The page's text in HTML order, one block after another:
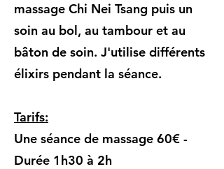
massage Chi Nei Tsang puis un
soin au bol, au tambour et au
bâton de soin. J'utilise différents
élixirs pendant la séance.
Tarifs:
Une séance de massage 60€ -
Durée 1h30 à 2h